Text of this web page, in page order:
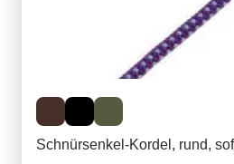
Schnürsenkel-Kordel, rund,